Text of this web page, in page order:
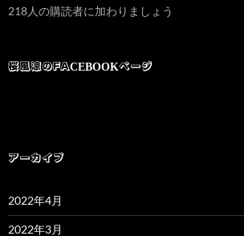
レ
218人の購読者に加わりましょう
桜風涼のFACEBOOKページ
アーカイブ
2022年4月
2022年3月